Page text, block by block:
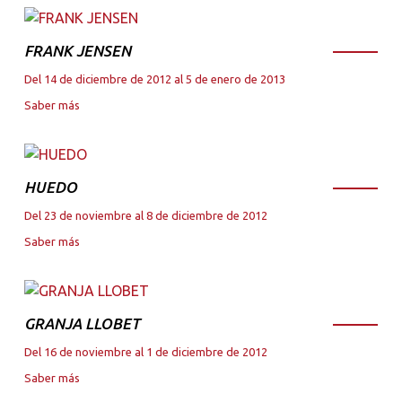
FRANK JENSEN
Del 14 de diciembre de 2012 al 5 de enero de 2013
Saber más
HUEDO
Del 23 de noviembre al 8 de diciembre de 2012
Saber más
GRANJA LLOBET
Del 16 de noviembre al 1 de diciembre de 2012
Saber más